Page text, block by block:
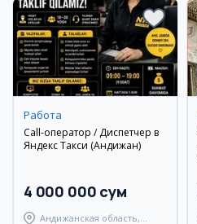
Работа
Call-оператор / Диспетчер в
Яндекс Такси (Андижан)
4 000 000 сум
Андижанская область,